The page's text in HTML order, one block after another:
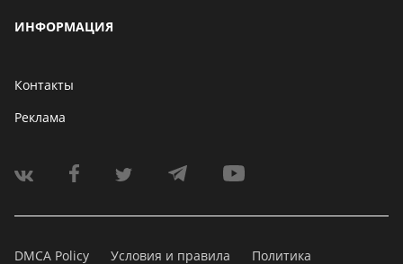
ИНФОРМАЦИЯ
Контакты
Реклама
DMCA Policy Условия и правила Политика